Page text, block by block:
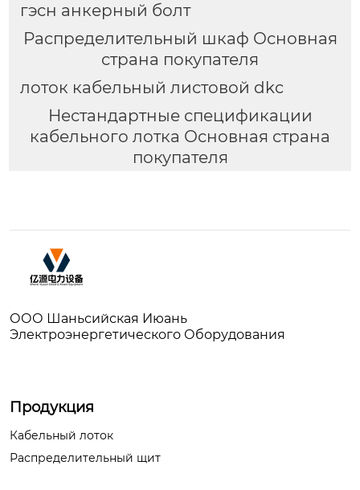
гэсн анкерный болт
Распределительный шкаф Основная
страна покупателя
лоток кабельный листовой dkc
Нестандартные спецификации
кабельного лотка Основная страна
покупателя
ООО Шаньсийская Июань
Электроэнергетического Оборудования
Продукция
Кабельный лоток
Распределительный щит